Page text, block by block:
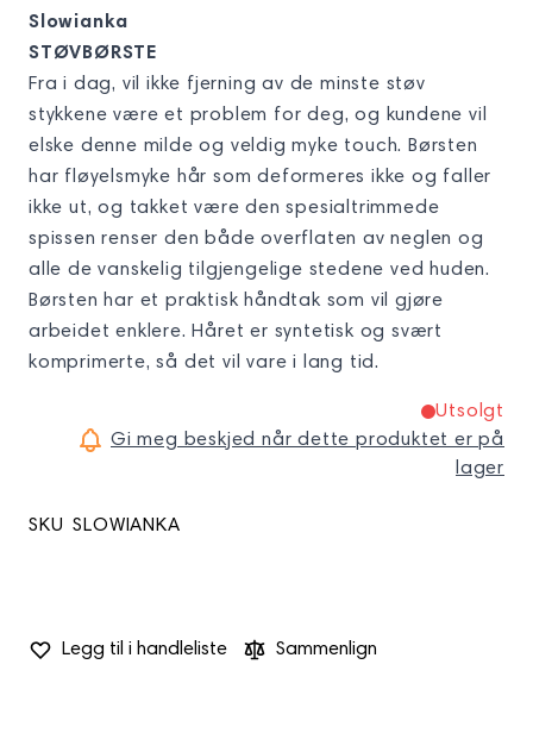
Slowianka
STØVBØRSTE
Fra i dag, vil ikke fjerning av de minste støv
stykkene være et problem for deg, og kundene vil
elske denne milde og veldig myke touch. Børsten
har fløyelsmyke hår som deformeres ikke og faller
ikke ut, og takket være den spesialtrimmede
spissen renser den både overflaten av neglen og
alle de vanskelig tilgjengelige stedene ved huden.
Børsten har et praktisk håndtak som vil gjøre
arbeidet enklere. Håret er syntetisk og svært
komprimerte, så det vil vare i lang tid.
Utsolgt
Gi meg beskjed når dette produktet er på
lager
SKU SLOWIANKA
Legg til i handleliste Sammenlign